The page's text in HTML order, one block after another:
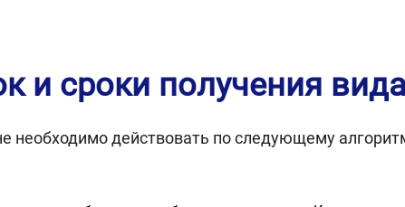
и сроки получения
необходимо действовать по следующему